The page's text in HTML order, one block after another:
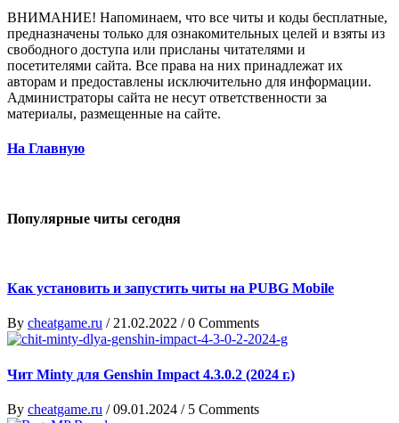
ВНИМАНИЕ! Напоминаем, что все читы и коды бесплатные,
предназначены только для ознакомительных целей и взяты из
свободного доступа или присланы читателями и
посетителями сайта. Все права на них принадлежат их
авторам и предоставлены исключительно для информации.
Администраторы сайта не несут ответственности за
материалы, размещенные на сайте.
На Главную
Популярные читы сегодня
Как установить и запустить читы на PUBG Mobile
By cheatgame.ru /21.02.2022 /0 Comments
Чит Minty для Genshin Impact 4.3.0.2 (2024 г.)
By cheatgame.ru /09.01.2024 / 5 Comments